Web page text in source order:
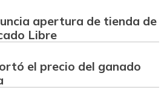
-4,00%
$ 1.005,00
+10,20%
$ 6.000,00
apertura de tienda de
Libre
el precio del ganado